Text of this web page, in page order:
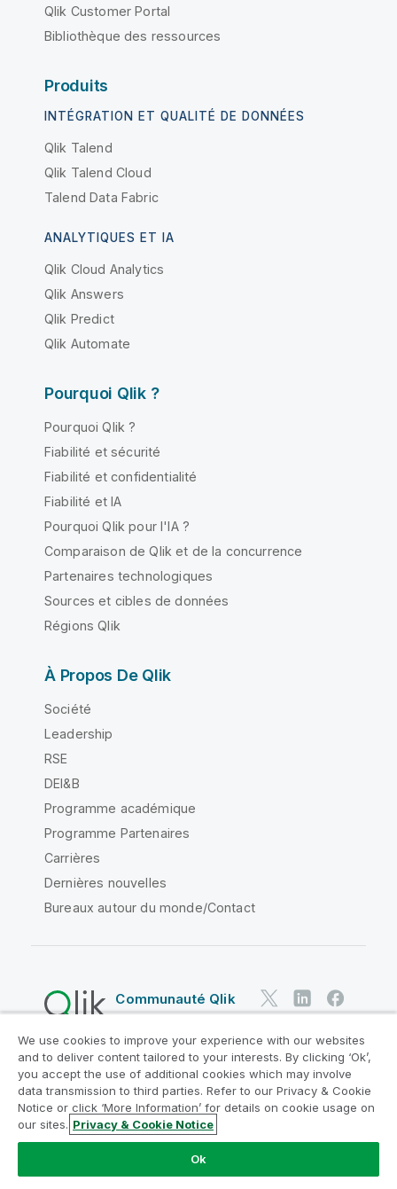
Qlik Customer Portal
Bibliothèque des ressources
Produits
INTÉGRATION ET QUALITÉ DE DONNÉES
Qlik Talend
Qlik Talend Cloud
Talend Data Fabric
ANALYTIQUES ET IA
Qlik Cloud Analytics
Qlik Answers
Qlik Predict
Qlik Automate
Pourquoi Qlik ?
Pourquoi Qlik ?
Fiabilité et sécurité
Fiabilité et confidentialité
Fiabilité et IA
Pourquoi Qlik pour l'IA ?
Comparaison de Qlik et de la concurrence
Partenaires technologiques
Sources et cibles de données
Régions Qlik
À Propos De Qlik
Société
Leadership
RSE
DEI&B
Programme académique
Programme Partenaires
Carrières
Dernières nouvelles
Bureaux autour du monde/Contact
Communauté Qlik
Contrats juridiques
Conditions d'utilisation des produits
Legal Policies
Conditions légales
Conditions d'utilisation
Marques
Do Not Share My Info
Copyright © 1993-2026 QlikTech International AB. Tous
We use cookies to improve your experience with our websites
and to deliver content tailored to your interests. By clicking ‘Ok’,
you accept the use of additional cookies which may involve
data transmission to third parties. Refer to our Privacy & Cookie
Notice or click ‘More Information’ for details on cookie usage on
our sites. Privacy & Cookie Notice
Ok